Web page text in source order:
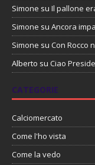
Simone su Il pallone
Simone su Ancora
Simone su Con Rocco
Alberto su Ciao
CATEGORIE
Calciomercato
Come l'ho vista
Come la vedo